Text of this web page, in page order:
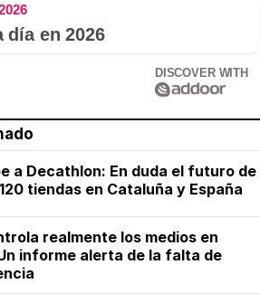
día en 2026
DISCOVER WITH
a Decathlon: En duda el futuro de
tiendas en Cataluña y España
realmente los medios en
informe alerta de la falta de